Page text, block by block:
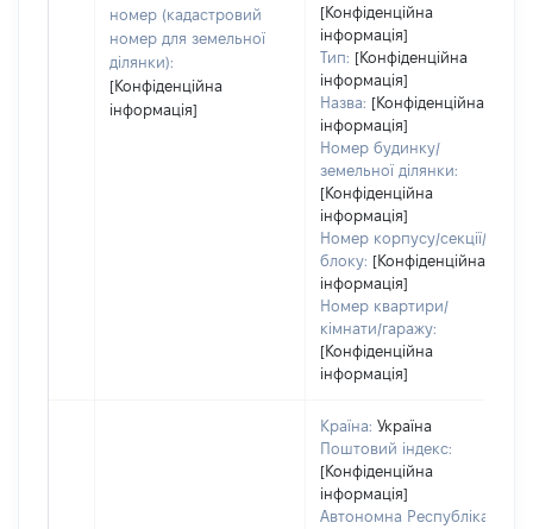
номер (кадастровий
номер для земельної
ділянки):
[Конфіденційна
інформація]
[Конфіденційна
інформація]
Тип: [Конфіденційна
інформація]
Назва: [Конфіденційна
інформація]
Номер будинку/
земельної ділянки:
[Конфіденційна
інформація]
Номер корпусу/секції/
блоку: [Конфіденційна
інформація]
Номер квартири/
кімнати/гаражу:
[Конфіденційна
інформація]
Країна: Україна
Поштовий індекс:
[Конфіденційна
інформація]
Автономна Республіка